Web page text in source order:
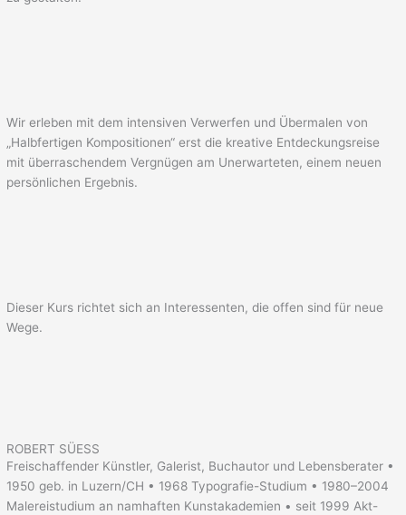
Wir erleben mit dem intensiven Verwerfen und Übermalen von
„Halbfertigen Kompositionen“ erst die kreative Entdeckungsreise
mit überraschendem Vergnügen am Unerwarteten, einem neuen
persönlichen Ergebnis.
Dieser Kurs richtet sich an Interessenten, die offen sind für neue
Wege.
ROBERT SÜESS
Freischaffender Künstler, Galerist, Buchautor und Lebensberater •
1950 geb. in Luzern/CH • 1968 Typografie-Studium • 1980–2004
Malereistudium an namhaften Kunstakademien • seit 1999 Akt-